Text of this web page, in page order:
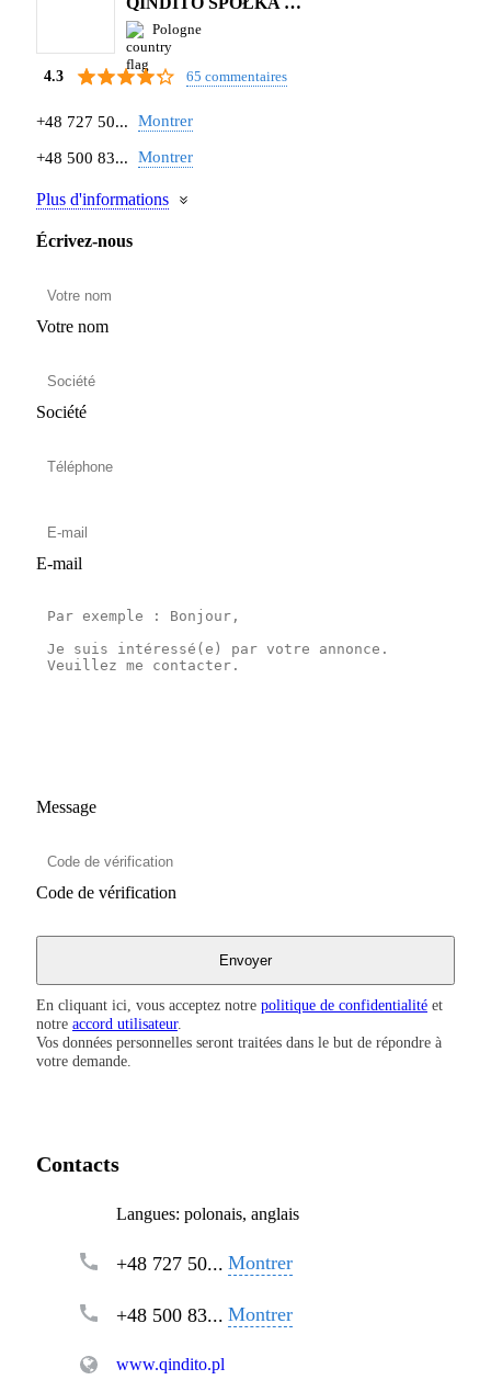
Pologne
4.3 65 commentaires
+48 727 50... Montrer
+48 500 83... Montrer
Plus d'informations
Écrivez-nous
Votre nom
Société
E-mail
Message
Code de vérification
En cliquant ici, vous acceptez notre politique de confidentialité et
notre accord utilisateur.
Vos données personnelles seront traitées dans le but de répondre à
votre demande.
Contacts
Langues: polonais, anglais
+48 727 50... Montrer
+48 500 83... Montrer
www.qindito.pl